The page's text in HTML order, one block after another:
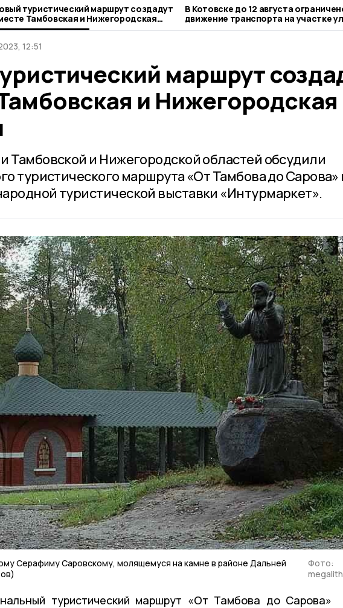
туристический маршрут создадут
Тамбовская и Нижегородская
В Котовске до 12 августа
движение транспорта на участке
Новой
12:51
маршрут
и Нижегородская
Тамбовской и Нижегородской областей обсудили
туристического маршрута «От Тамбова до Сарова»
туристической выставки «Интурмаркет».
Серафиму Саровскому, молящемуся на камне в районе Дальней
Фото:
туристический маршрут «От Тамбова до Сарова»